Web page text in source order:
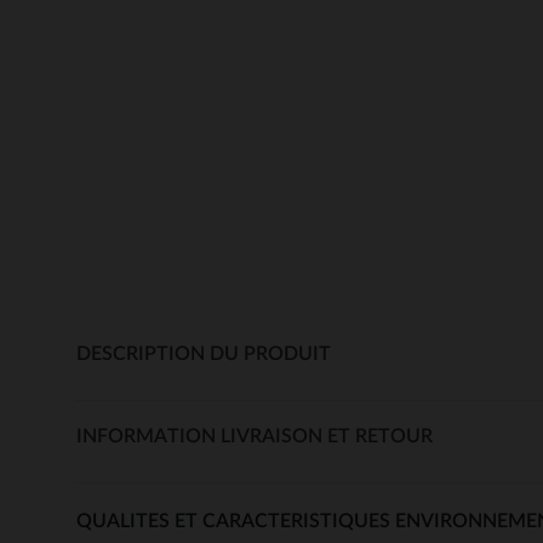
DESCRIPTION DU PRODUIT
INFORMATION LIVRAISON ET RETOUR
QUALITES ET CARACTERISTIQUES